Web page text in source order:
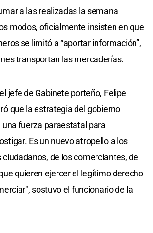
a las realizadas la semana
modos, oficialmente insisten en que
se limitó a “aportar información”,
transportan las mercaderías.
jefe de Gabinete porteño, Felipe
que la estrategia del gobierno
fuerza paraestatal para
Es un nuevo atropello a los
ciudadanos, de los comerciantes, de
quieren ejercer el legítimo derecho
sostuvo el funcionario de la